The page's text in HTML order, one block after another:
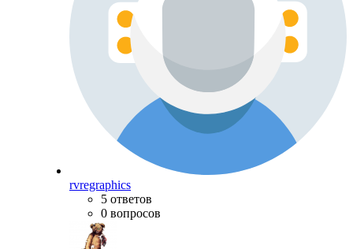
rvregraphics
5 ответов
0 вопросов